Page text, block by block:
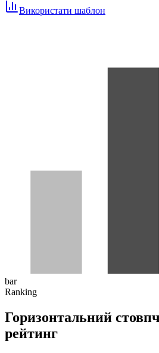
Використати шаблон
bar
Ranking
Горизонтальний
рейтинг